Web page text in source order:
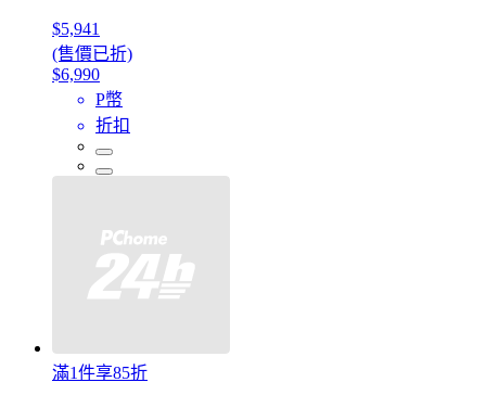
$5,941
(售價已折)
$6,990
P幣
折扣
滿1件享85折